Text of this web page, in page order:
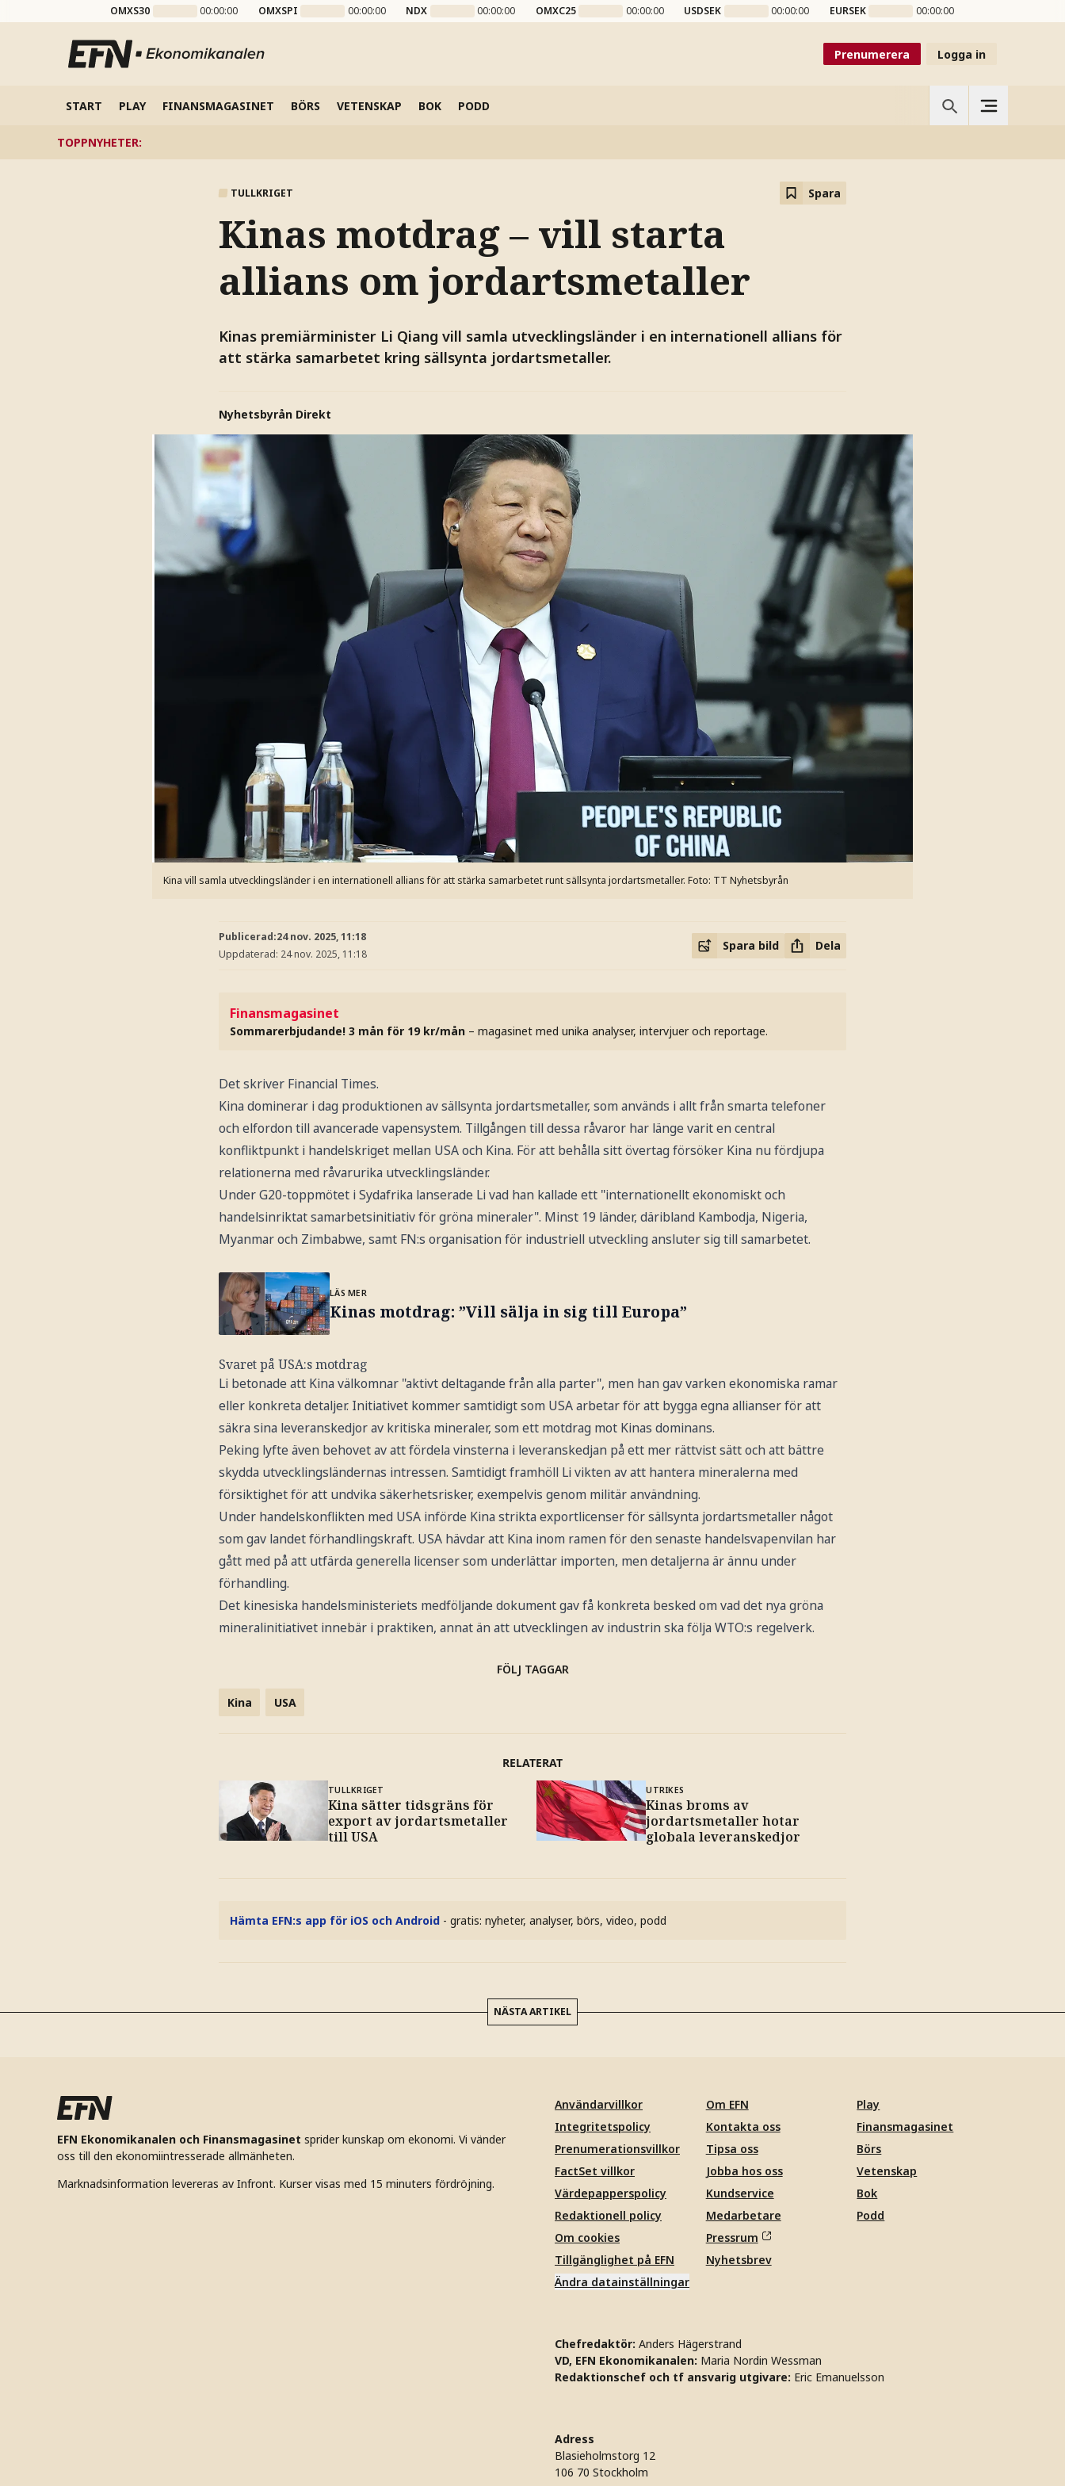
OMXS30 00:00:00 OMXSPI 00:00:00 NDX 00:00:00 OMXC25 00:00:00 USDSEK 00:00:00 EURSEK 00:00:00
Prenumerera Logga in
START PLAY FINANSMAGASINET BÖRS VETENSKAP BOK PODD
TOPPNYHETER:
TULLKRIGET Spara
Kinas motdrag – vill starta
allians om jordartsmetaller
Kinas premiärminister Li Qiang vill samla utvecklingsländer i en internationell allians för
att stärka samarbetet kring sällsynta jordartsmetaller.
Nyhetsbyrån Direkt
Kina vill samla utvecklingsländer i en internationell allians för att stärka samarbetet runt sällsynta jordartsmetaller. Foto: TT Nyhetsbyrån
Publicerad:24 nov. 2025, 11:18
Uppdaterad: 24 nov. 2025, 11:18
Spara bild Dela
Finansmagasinet
Sommarerbjudande! 3 mån för 19 kr/mån – magasinet med unika analyser, intervjuer och reportage.
Det skriver Financial Times.
Kina dominerar i dag produktionen av sällsynta jordartsmetaller, som används i allt från smarta telefoner
och elfordon till avancerade vapensystem. Tillgången till dessa råvaror har länge varit en central
konfliktpunkt i handelskriget mellan USA och Kina. För att behålla sitt övertag försöker Kina nu fördjupa
relationerna med råvarurika utvecklingsländer.
Under G20-toppmötet i Sydafrika lanserade Li vad han kallade ett "internationellt ekonomiskt och
handelsinriktat samarbetsinitiativ för gröna mineraler". Minst 19 länder, däribland Kambodja, Nigeria,
Myanmar och Zimbabwe, samt FN:s organisation för industriell utveckling ansluter sig till samarbetet.
LÄS MER
Kinas motdrag: ”Vill sälja in sig till Europa”
Svaret på USA:s motdrag
Li betonade att Kina välkomnar "aktivt deltagande från alla parter", men han gav varken ekonomiska ramar
eller konkreta detaljer. Initiativet kommer samtidigt som USA arbetar för att bygga egna allianser för att
säkra sina leveranskedjor av kritiska mineraler, som ett motdrag mot Kinas dominans.
Peking lyfte även behovet av att fördela vinsterna i leveranskedjan på ett mer rättvist sätt och att bättre
skydda utvecklingsländernas intressen. Samtidigt framhöll Li vikten av att hantera mineralerna med
försiktighet för att undvika säkerhetsrisker, exempelvis genom militär användning.
Under handelskonflikten med USA införde Kina strikta exportlicenser för sällsynta jordartsmetaller något
som gav landet förhandlingskraft. USA hävdar att Kina inom ramen för den senaste handelsvapenvilan har
gått med på att utfärda generella licenser som underlättar importen, men detaljerna är ännu under
förhandling.
Det kinesiska handelsministeriets medföljande dokument gav få konkreta besked om vad det nya gröna
mineralinitiativet innebär i praktiken, annat än att utvecklingen av industrin ska följa WTO:s regelverk.
FÖLJ TAGGAR
Kina USA
RELATERAT
TULLKRIGET
Kina sätter tidsgräns för
export av jordartsmetaller
till USA
UTRIKES
Kinas broms av
jordartsmetaller hotar
globala leveranskedjor
Hämta EFN:s app för iOS och Android - gratis: nyheter, analyser, börs, video, podd
NÄSTA ARTIKEL
EFN Ekonomikanalen och Finansmagasinet sprider kunskap om ekonomi. Vi vänder
oss till den ekonomiintresserade allmänheten.
Marknadsinformation levereras av Infront. Kurser visas med 15 minuters fördröjning.
Användarvillkor
Integritetspolicy
Prenumerationsvillkor
FactSet villkor
Värdepapperspolicy
Redaktionell policy
Om cookies
Tillgänglighet på EFN
Ändra datainställningar
Om EFN
Kontakta oss
Tipsa oss
Jobba hos oss
Kundservice
Medarbetare
Pressrum
Nyhetsbrev
Play
Finansmagasinet
Börs
Vetenskap
Bok
Podd
Chefredaktör: Anders Hägerstrand
VD, EFN Ekonomikanalen: Maria Nordin Wessman
Redaktionschef och tf ansvarig utgivare: Eric Emanuelsson
Adress
Blasieholmstorg 12
106 70 Stockholm